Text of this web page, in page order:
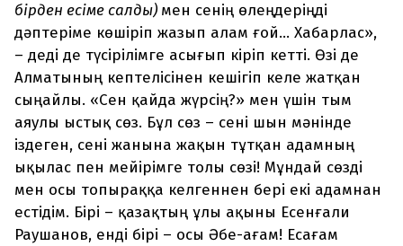
бірден есіме салды) мен сенің өлеңдеріңді
дәптеріме көшіріп жазып алам ғой... Хабарлас»,
– деді де түсірілімге асығып кіріп кетті. Өзі де
Алматының кептелісінен кешігіп келе жатқан
сыңайлы. «Сен қайда жүрсің?» мен үшін тым
аяулы ыстық сөз. Бұл сөз – сені шын мәнінде
іздеген, сені жанына жақын тұтқан адамның
ықылас пен мейірімге толы сөзі! Мұндай сөзді
мен осы топыраққа келгеннен бері екі адамнан
естідім. Бірі – қазақтың ұлы ақыны Есенғали
Раушанов, енді бірі – осы Әбе-ағам! Есағам